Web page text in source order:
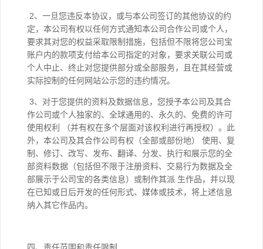
2、一旦您违反本协议，或与本公司签订的其他协议的约
定，本公司有权以任何方式通知本公司合作公司或个人，
要求其对您的权益采取限制措施，包括但不限将您公司宝
账户内的款项支付给本公司指定的对象，要求关联公司或
个人中止、终止对您提供部分或全部服务，且在其经营或
实际控制的任何网站公示您的违约情况。
3、对于您提供的资料及数据信息，您授予本公司及其合
作公司或个人独家的、全球通用的、永久的、免费的许可
使用权利 （并有权在多个层面对该权利进行再授权）。此
外，本公司及其合作公司有权（全部或部份地） 使用、复
制、修订、改写、发布、翻译、分发、执行和展示您的全
部资料数据（包括但不限于注册资料、交易行为数据及全
部展示于公司宝的各类信息）或制作其派 生作品，并以现
在已知或日后开发的任何形式、媒体或技术，将上述信息
纳入其它作品内。